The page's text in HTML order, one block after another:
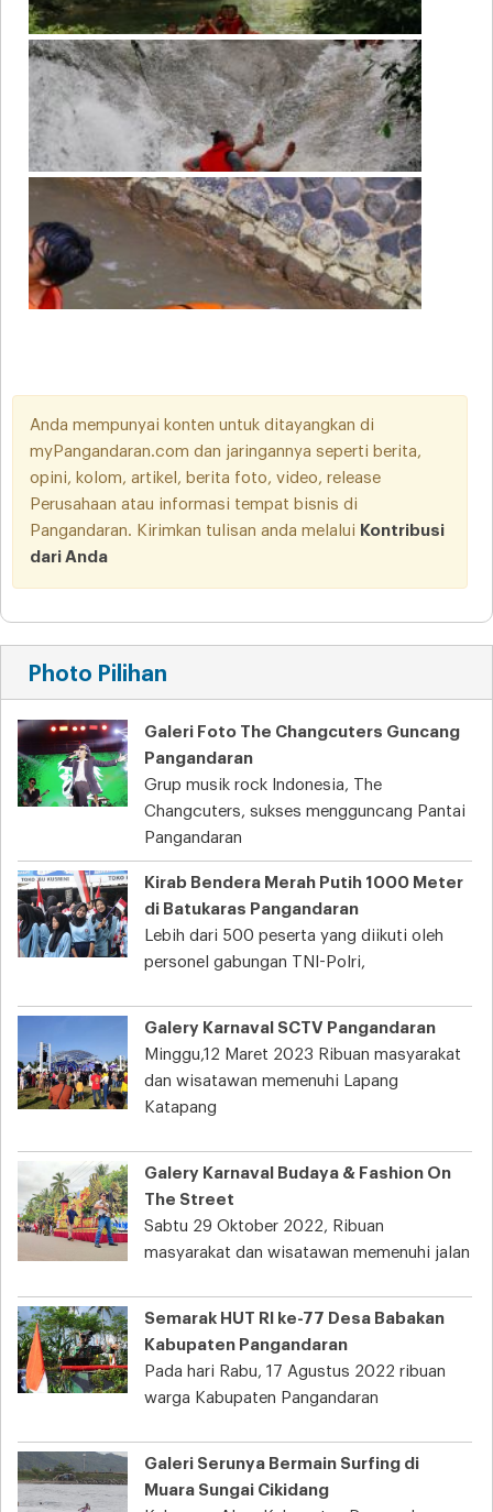
Anda mempunyai konten untuk ditayangkan di
myPangandaran.com dan jaringannya seperti berita,
opini, kolom, artikel, berita foto, video, release
Perusahaan atau informasi tempat bisnis di
Pangandaran. Kirimkan tulisan anda melalui Kontribusi
dari Anda
Photo Pilihan
Galeri Foto The Changcuters Guncang
Pangandaran
Grup musik rock Indonesia, The
Changcuters, sukses mengguncang Pantai
Pangandaran
Kirab Bendera Merah Putih 1000 Meter
di Batukaras Pangandaran
Lebih dari 500 peserta yang diikuti oleh
personel gabungan TNI-Polri,
Galery Karnaval SCTV Pangandaran
Minggu,12 Maret 2023 Ribuan masyarakat
dan wisatawan memenuhi Lapang
Katapang
Galery Karnaval Budaya & Fashion On
The Street
Sabtu 29 Oktober 2022, Ribuan
masyarakat dan wisatawan memenuhi jalan
Semarak HUT RI ke-77 Desa Babakan
Kabupaten Pangandaran
Pada hari Rabu, 17 Agustus 2022 ribuan
warga Kabupaten Pangandaran
Galeri Serunya Bermain Surfing di
Muara Sungai Cikidang